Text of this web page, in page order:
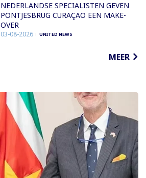
NEDERLANDSE SPECIALISTEN GEVEN
PONTJESBRUG CURAÇAO EEN MAKE-
OVER
03-08-2026 UNITED NEWS
MEER